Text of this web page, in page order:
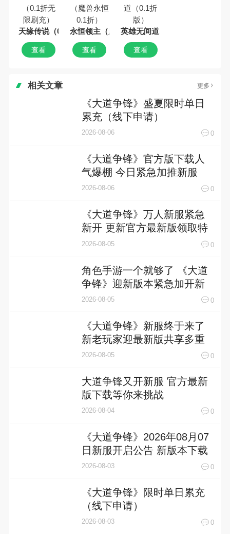
天缘传说（0.1折无限刷充）
查看
永恒领主（魔兽永恒0.1折）
查看
英雄无间道（0.1折版）
查看
相关文章 更多
《大道争锋》盛夏限时单日
累充（线下申请）
2026-08-06 0
《大道争锋》官方版下载人
气爆棚 今日紧急加推新服
2026-08-06 0
《大道争锋》万人新服紧急
新开 更新官方最新版领取特
权礼遇
2026-08-05 0
角色手游一个就够了 《大道
争锋》迎新版本紧急加开新
服
2026-08-05 0
《大道争锋》新服终于来了
新老玩家迎最新版共享多重
礼包
2026-08-05 0
大道争锋又开新服 官方最新
版下载等你来挑战
2026-08-04 0
《大道争锋》2026年08月07
日新服开启公告 新版本下载
恭迎体验
2026-08-03 0
《大道争锋》限时单日累充
（线下申请）
2026-08-03 0